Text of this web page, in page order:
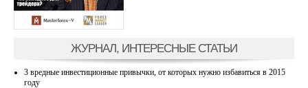
ЖУРНАЛ, ИНТЕРЕСНЫЕ СТАТЬИ
3 вредные инвестиционные привычки, от которых нужно избавиться в 2015
году